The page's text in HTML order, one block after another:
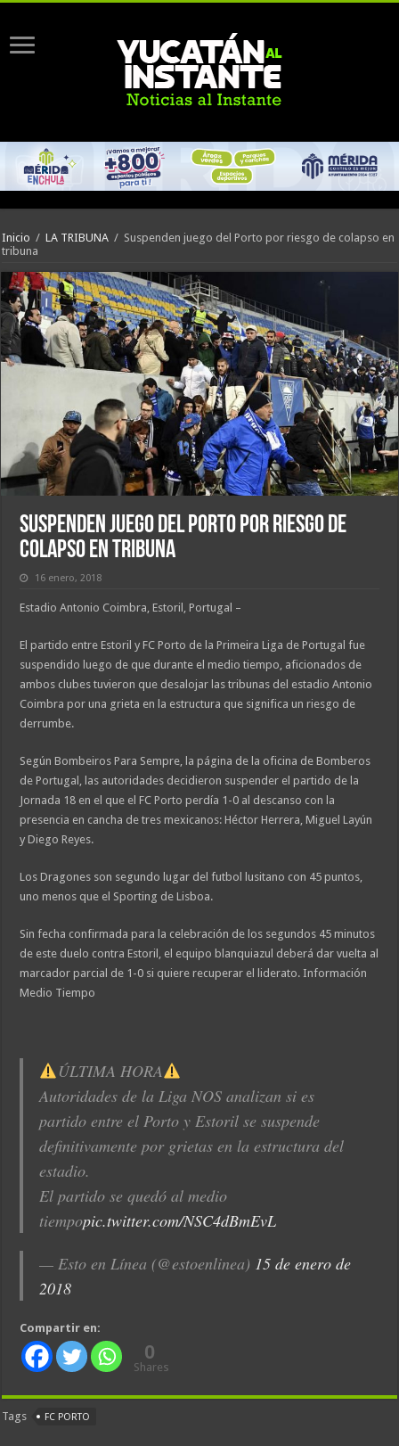
Inicio / LA TRIBUNA / Suspenden juego del Porto por riesgo de colapso en
tribuna
Suspenden juego del Porto por riesgo de
colapso en tribuna
16 enero, 2018
Estadio Antonio Coimbra, Estoril, Portugal –
El partido entre Estoril y FC Porto de la Primeira Liga de Portugal fue
suspendido luego de que durante el medio tiempo, aficionados de
ambos clubes tuvieron que desalojar las tribunas del estadio Antonio
Coimbra por una grieta en la estructura que significa un riesgo de
derrumbe.
Según Bombeiros Para Sempre, la página de la oficina de Bomberos
de Portugal, las autoridades decidieron suspender el partido de la
Jornada 18 en el que el FC Porto perdía 1-0 al descanso con la
presencia en cancha de tres mexicanos: Héctor Herrera, Miguel Layún
y Diego Reyes.
Los Dragones son segundo lugar del futbol lusitano con 45 puntos,
uno menos que el Sporting de Lisboa.
Sin fecha confirmada para la celebración de los segundos 45 minutos
de este duelo contra Estoril, el equipo blanquiazul deberá dar vuelta al
marcador parcial de 1-0 si quiere recuperar el liderato. Información
Medio Tiempo
ÚLTIMA HORA
Autoridades de la Liga NOS analizan si es
partido entre el Porto y Estoril se suspende
definitivamente por grietas en la estructura del
estadio.
El partido se quedó al medio
tiempopic.twitter.com/NSC4dBmEvL
— Esto en Línea (@estoenlinea) 15 de enero de
2018
Compartir en:
0
Shares
Tags FC PORTO